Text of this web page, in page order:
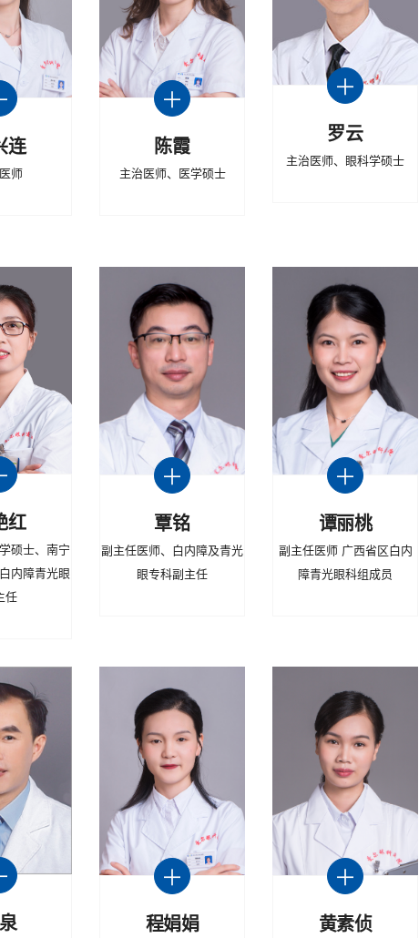
连
师
陈霞
主治医师、医学硕士
罗云
主治医师、眼科学硕士
红
硕士、南宁
内障青光眼
任
覃铭
副主任医师、白内障及青光
眼专科副主任
谭丽桃
副主任医师 广西省区白内
障青光眼科组成员
程娟娟 黄素侦